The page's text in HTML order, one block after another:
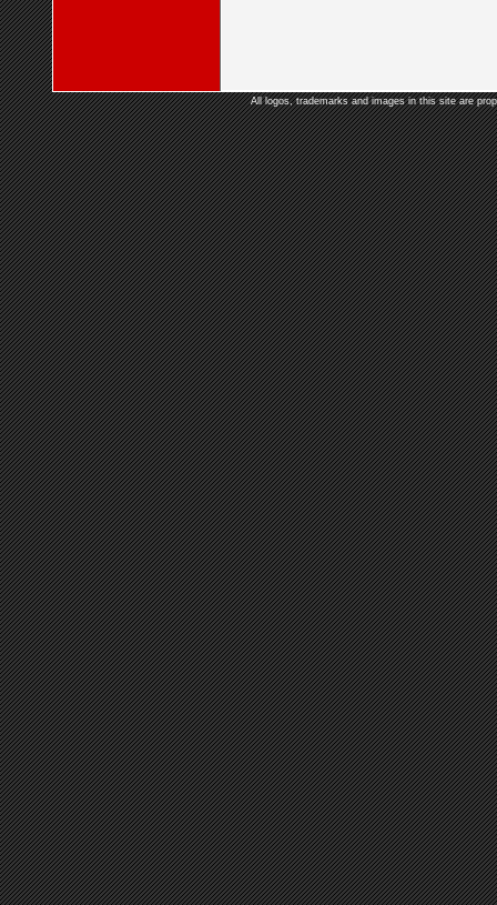
All logos, trademarks and images in this site are